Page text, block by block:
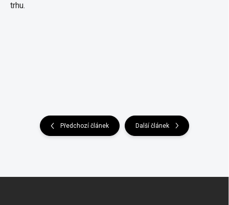
trhu.
Předchozí článek Další článek